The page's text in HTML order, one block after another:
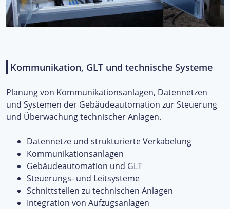
Kommunikation, GLT und technische Systeme
Planung von Kommunikationsanlagen, Datennetzen
und Systemen der Gebäudeautomation zur Steuerung
und Überwachung technischer Anlagen.
Datennetze und strukturierte Verkabelung
Kommunikationsanlagen
Gebäudeautomation und GLT
Steuerungs- und Leitsysteme
Schnittstellen zu technischen Anlagen
Integration von Aufzugsanlagen